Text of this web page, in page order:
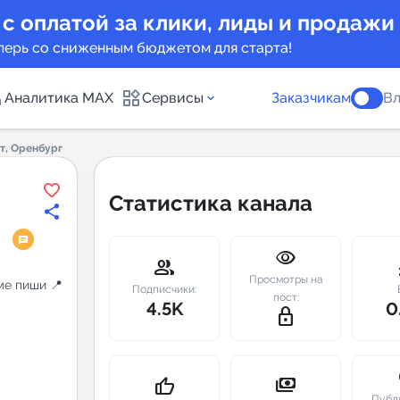
оплатой за клики, лиды и продажи
со сниженным бюджетом для старта!
Аналитика MAX Сервисы
Индекс
Telegram
New
Заказчикам
Оренбург
пиши 📍
Статистика канала
group
Подписчики:
4.5K
visibility
Просмотры на
пост:
lock_outline
thumb_up payments